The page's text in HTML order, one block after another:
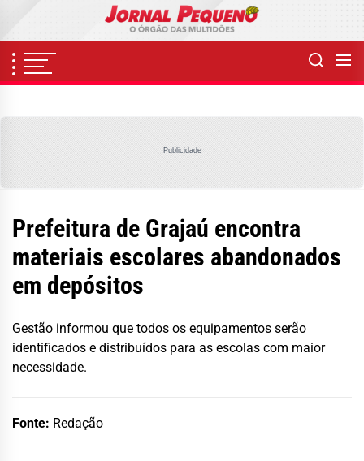
content
Publicidade
Prefeitura de Grajaú encontra
materiais escolares abandonados
em depósitos
Gestão informou que todos os equipamentos serão
identificados e distribuídos para as escolas com maior
necessidade.
Fonte: Redação